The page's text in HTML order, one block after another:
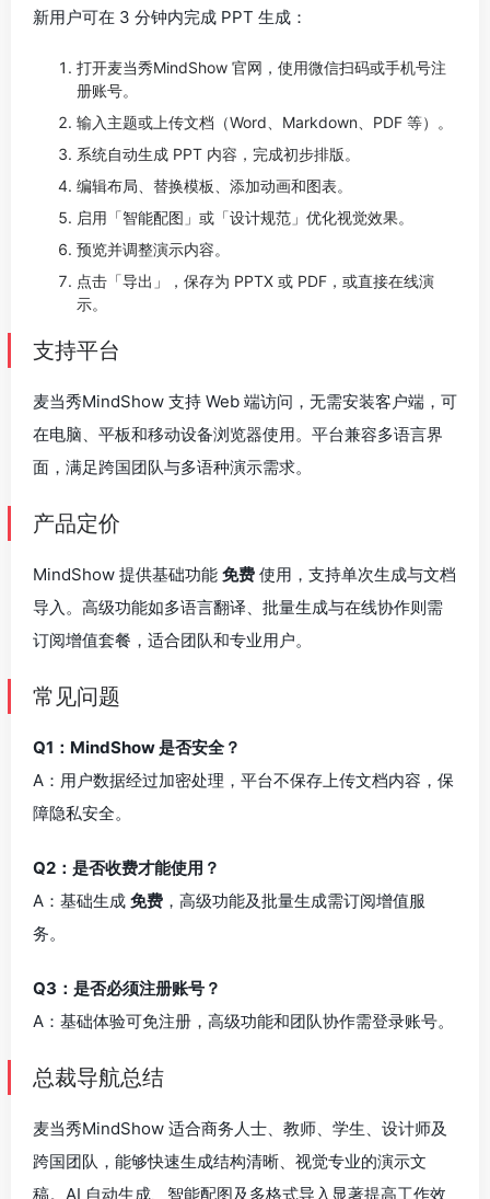
新用户可在 3 分钟内完成 PPT 生成：
打开麦当秀MindShow 官网，使用微信扫码或手机号注
册账号。
输入主题或上传文档（Word、Markdown、PDF 等）。
系统自动生成 PPT 内容，完成初步排版。
编辑布局、替换模板、添加动画和图表。
启用「智能配图」或「设计规范」优化视觉效果。
预览并调整演示内容。
点击「导出」，保存为 PPTX 或 PDF，或直接在线演
示。
支持平台
麦当秀MindShow 支持 Web 端访问，无需安装客户端，可
在电脑、平板和移动设备浏览器使用。平台兼容多语言界
面，满足跨国团队与多语种演示需求。
产品定价
MindShow 提供基础功能 免费 使用，支持单次生成与文档
导入。高级功能如多语言翻译、批量生成与在线协作则需
订阅增值套餐，适合团队和专业用户。
常见问题
Q1：MindShow 是否安全？
A：用户数据经过加密处理，平台不保存上传文档内容，保
障隐私安全。
Q2：是否收费才能使用？
A：基础生成 免费 ，高级功能及批量生成需订阅增值服
务。
Q3：是否必须注册账号？
A：基础体验可免注册，高级功能和团队协作需登录账号。
总裁导航总结
麦当秀MindShow 适合商务人士、教师、学生、设计师及
跨国团队，能够快速生成结构清晰、视觉专业的演示文
稿。AI 自动生成、智能配图及多格式导入显著提高工作效